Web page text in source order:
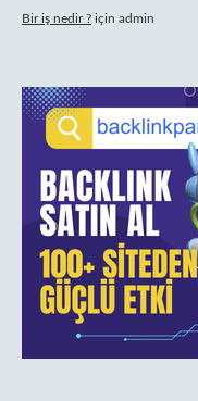
Bir iş nedir ? için admin